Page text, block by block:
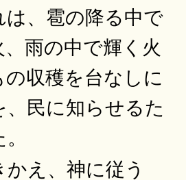
は、雹の降る中で
雨の中で輝く火
収穫を台なしに
、民に知らせるた
え、神に従う